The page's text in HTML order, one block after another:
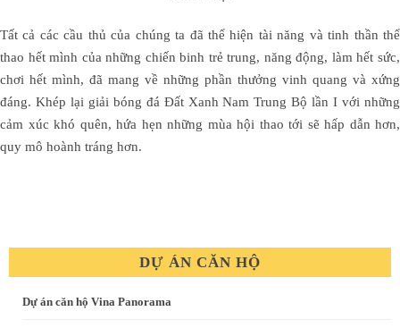
Tất cả các cầu thủ của chúng ta đã thể hiện tài năng và tinh thần thể
thao hết mình của những chiến binh trẻ trung, năng động, làm hết sức,
chơi hết mình, đã mang về những phần thưởng vinh quang và xứng
đáng. Khép lại giải bóng đá Đất Xanh Nam Trung Bộ lần I với những
cảm xúc khó quên, hứa hẹn những mùa hội thao tới sẽ hấp dẫn hơn,
quy mô hoành tráng hơn.
DỰ ÁN CĂN HỘ
Dự án căn hộ Vina Panorama